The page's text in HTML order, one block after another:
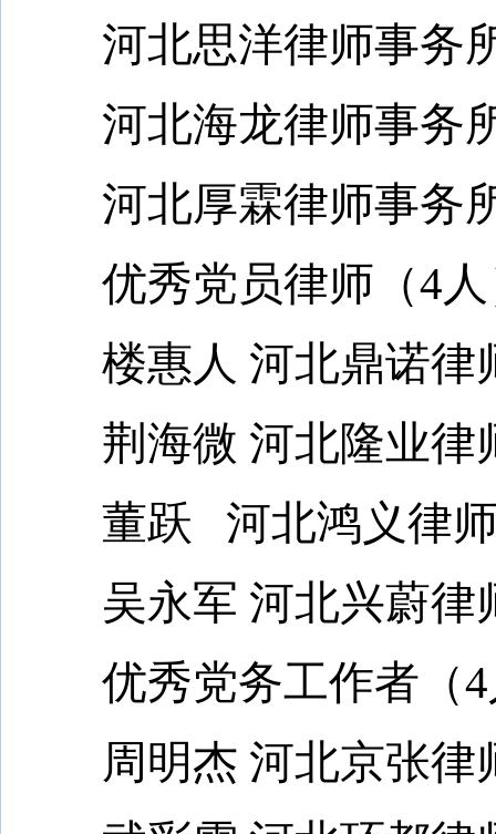
河北思洋律师事务
河北海龙律师事务
河北厚霖律师事务
优秀党员律师（4人
楼惠人 河北鼎诺律
荆海微 河北隆业律
董跃 河北鸿义律师
吴永军 河北兴蔚律
优秀党务工作者（4
周明杰 河北京张律